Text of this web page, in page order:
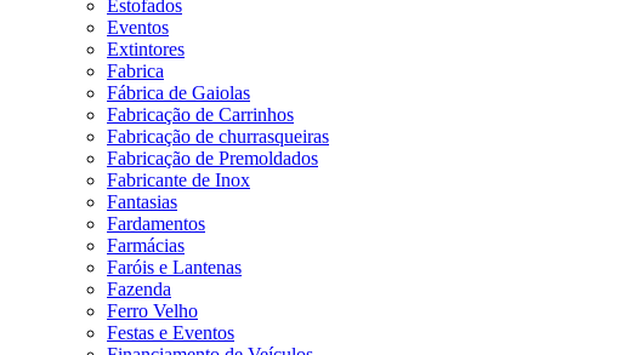
Estofados
Eventos
Extintores
Fabrica
Fábrica de Gaiolas
Fabricação de Carrinhos
Fabricação de churrasqueiras
Fabricação de Premoldados
Fabricante de Inox
Fantasias
Fardamentos
Farmácias
Faróis e Lantenas
Fazenda
Ferro Velho
Festas e Eventos